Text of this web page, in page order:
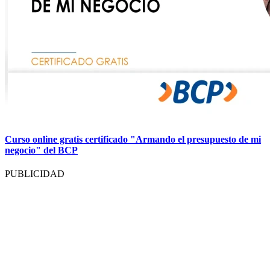
Curso online gratis certificado "Armando el presupuesto de mi
negocio" del BCP
PUBLICIDAD